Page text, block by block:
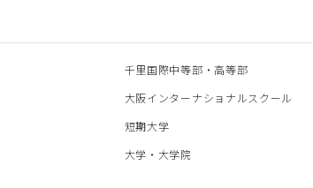
千里国際中等部・高等部
大阪インターナショナルスクール
短期大学
大学・大学院